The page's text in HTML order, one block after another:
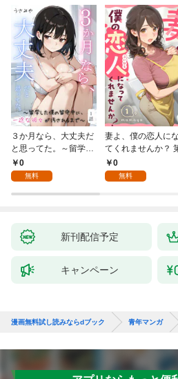
３か月なら、大丈夫だ
と思ってた。～留学し
た僕の留守中に、一途
な彼女が汚されるまで
0
無料
妻よ、僕の恋人に
てくれませんか？
話0
無料
新刊配信予定
キャンペーン
漫画無料試し読みならdブック 青年マンガ